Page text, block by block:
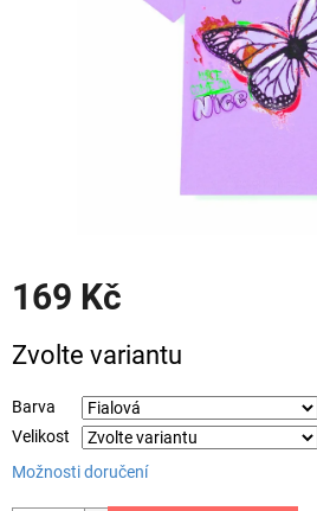
169 Kč
cena:
Zvolte variantu
Barva
Velikost
Možnosti doručení